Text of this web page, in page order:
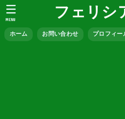
フェリシ
ホーム お問い合わせ プロフィー
MENU